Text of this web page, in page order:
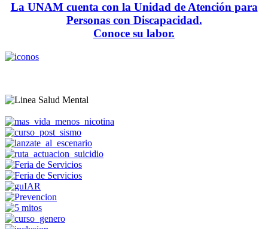
La UNAM cuenta con la Unidad de Atención para
Personas con Discapacidad.
Conoce su labor.